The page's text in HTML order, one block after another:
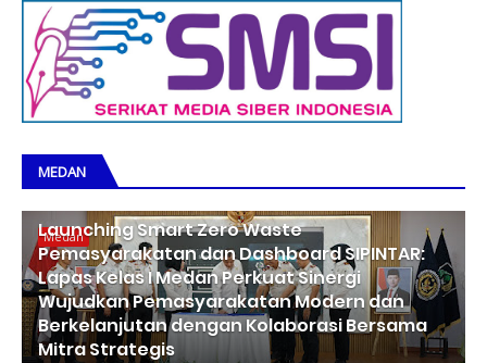
MEDAN
Medan
Launching Smart Zero Waste
Pemasyarakatan dan Dashboard SIPINTAR:
Lapas Kelas I Medan Perkuat Sinergi
Wujudkan Pemasyarakatan Modern dan
Berkelanjutan dengan Kolaborasi Bersama
Mitra Strategis